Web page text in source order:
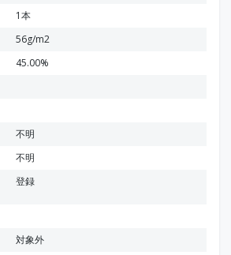
1本
56g/m2
45.00%
不明
不明
登録
対象外